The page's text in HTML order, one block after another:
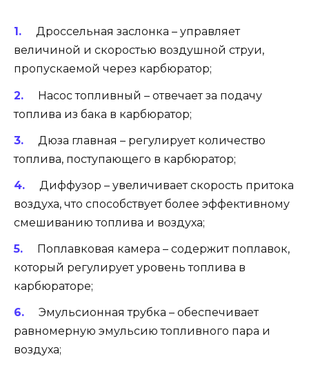
Дроссельная заслонка – управляет
величиной и скоростью воздушной струи,
пропускаемой через карбюратор;
Насос топливный – отвечает за подачу
топлива из бака в карбюратор;
Дюза главная – регулирует количество
топлива, поступающего в карбюратор;
Диффузор – увеличивает скорость притока
воздуха, что способствует более эффективному
смешиванию топлива и воздуха;
Поплавковая камера – содержит поплавок,
который регулирует уровень топлива в
карбюраторе;
Эмульсионная трубка – обеспечивает
равномерную эмульсию топливного пара и
воздуха;